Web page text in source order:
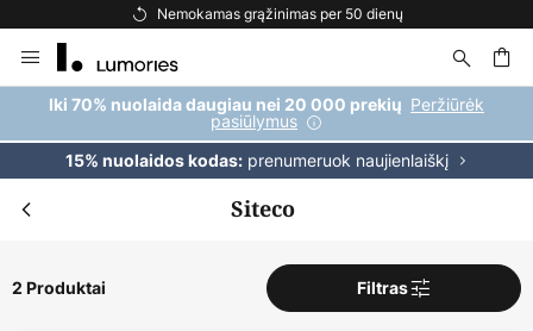
Nemokamas grąžinimas per 50 dienų
to
Content
Iki 70% nuolaida daugiau nei 20 000 prekių Peržiūrėk
pasiūlymus
15% nuolaidos kodas:prenumeruok naujienlaiškį
Siteco
2 Produktai Filtras